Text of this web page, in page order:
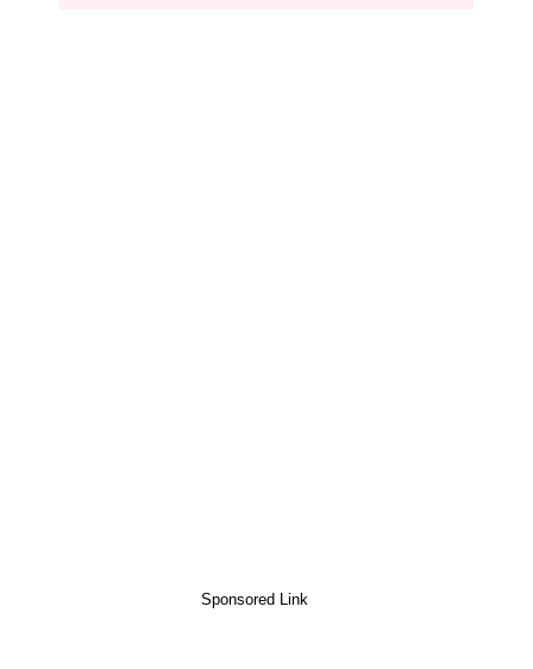
Sponsored Link